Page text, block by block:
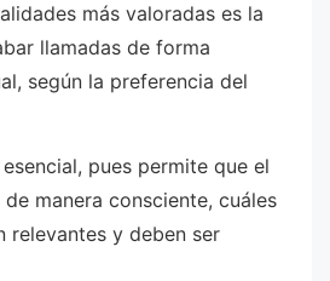
más valoradas es la
llamadas de forma
según la preferencia del
pues permite que el
manera consciente, cuáles
relevantes y deben ser